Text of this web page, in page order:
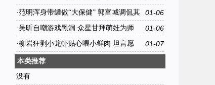
点评活久见
01-06
·范明浑身带罐做“大保健” 郭富城调侃其
变“恐龙”
01-06
·吴昕自嘲游戏黑洞 众星甘拜萌娃为师
01-07
·柳岩狂剥小龙虾贴心喂小鲜肉 坦言愿
为“好看”接受“难穿”
本类推荐
没有